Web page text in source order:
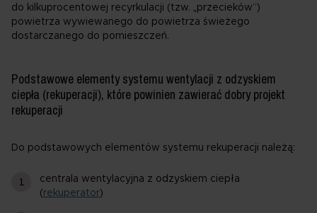
do kilkuprocentowej recyrkulacji (tzw. „przecieków”)
powietrza wywiewanego do powietrza świeżego
dostarczanego do pomieszczeń.
Podstawowe elementy systemu wentylacji z odzyskiem
ciepła (rekuperacji), które powinien zawierać dobry projekt
rekuperacji
Do podstawowych elementów systemu rekuperacji należą:
centrala wentylacyjna z odzyskiem ciepła
( rekuperator)